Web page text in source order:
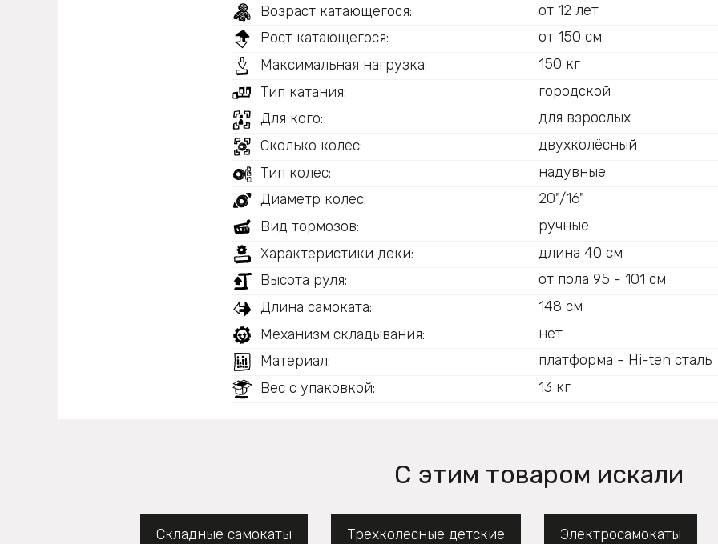
Возраст катающегося:
от 12 лет
Рост катающегося:
от 150 см
Максимальная нагрузка:
150 кг
Тип катания:
городской
Для кого:
для взрослых
Сколько колес:
двухколёсный
Тип колес:
надувные
Диаметр колес:
20"/16"
Вид тормозов:
ручные
Характеристики деки:
длина 40 см
Высота руля:
от пола 95 - 101 см
Длина самоката:
148 см
Механизм складывания:
нет
Материал:
платформа - Hi-ten сталь
Вес с упаковкой:
13 кг
С этим товаром искали
Складные самокаты Трехколесные детские Электросамокаты